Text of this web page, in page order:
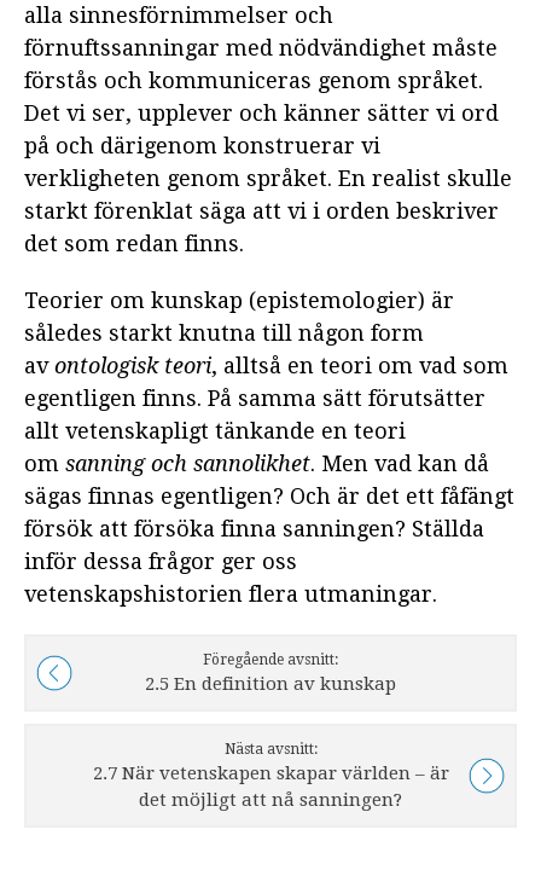
alla sinnesförnimmelser och
förnuftssanningar med nödvändighet måste
förstås och kommuniceras genom språket.
Det vi ser, upplever och känner sätter vi ord
på och därigenom konstruerar vi
verkligheten genom språket. En realist skulle
starkt förenklat säga att vi i orden beskriver
det som redan finns.
Teorier om kunskap (epistemologier) är
således starkt knutna till någon form
avontologisk teori, alltså en teori om vad som
egentligen finns. På samma sätt förutsätter
allt vetenskapligt tänkande en teori
om sanning och sannolikhet. Men vad kan då
sägas finnas egentligen? Och är det ett fåfängt
försök att försöka finna sanningen? Ställda
inför dessa frågor ger oss
vetenskapshistorien flera utmaningar.
Föregående avsnitt:
2.5 En definition av kunskap
Nästa avsnitt:
2.7 När vetenskapen skapar världen – är
det möjligt att nå sanningen?